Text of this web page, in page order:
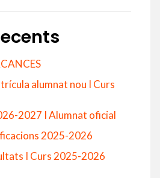
alumnat nou I Curs
2027 I Alumnat oficial
2025-2026
I Curs 2025-2026